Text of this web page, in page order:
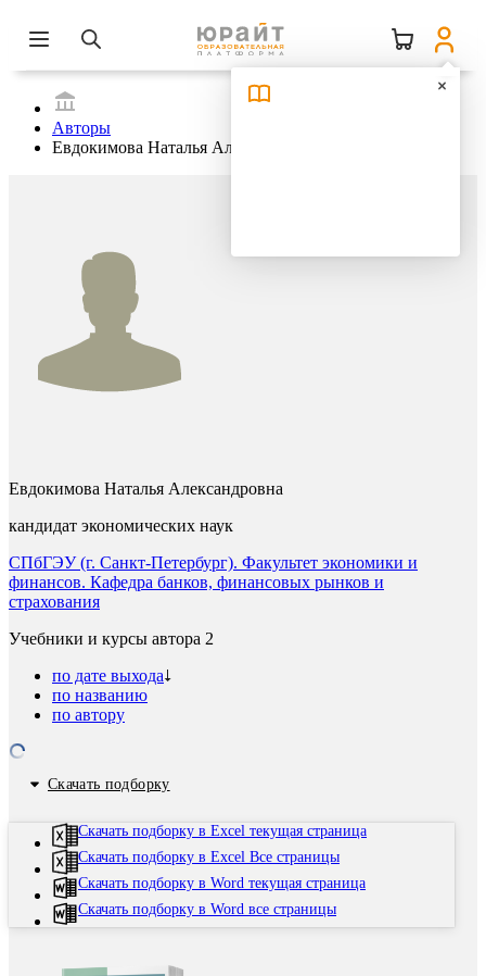
Авторы
Евдокимова Наталья Александровна
Евдокимова Наталья Александровна
кандидат экономических наук
СПбГЭУ (г. Санкт-Петербург). Факультет экономики и
финансов. Кафедра банков, финансовых рынков и
страхования
Учебники и курсы автора 2
по дате выхода
по названию
по автору
Скачать подборку
Скачать подборку в Excel текущая страница
Скачать подборку в Excel Все страницы
Скачать подборку в Word текущая страница
Скачать подборку в Word все страницы